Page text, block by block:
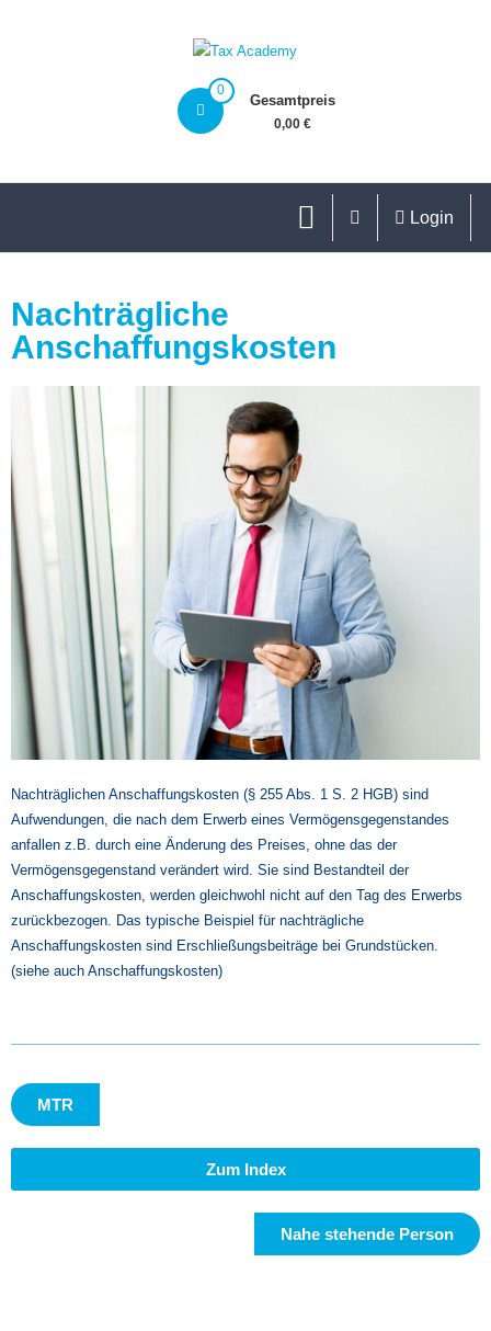
0
Gesamtpreis
0,00 €
Login
Nachträgliche
Anschaffungskosten
Nachträglichen Anschaffungskosten (§ 255 Abs. 1 S. 2 HGB) sind
Aufwendungen, die nach dem Erwerb eines Vermögensgegenstandes
anfallen z.B. durch eine Änderung des Preises, ohne das der
Vermögensgegenstand verändert wird. Sie sind Bestandteil der
Anschaffungskosten, werden gleichwohl nicht auf den Tag des Erwerbs
zurückbezogen. Das typische Beispiel für nachträgliche
Anschaffungskosten sind Erschließungsbeiträge bei Grundstücken.
(siehe auch Anschaffungskosten)
MTR
Zum Index
Nahe stehende Person